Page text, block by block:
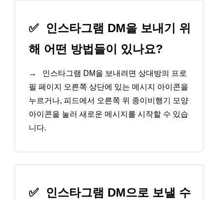
✅
인스타그램 DM을 보내기 위
해 어떤 방법들이 있나요?
→
인스타그램 DM을 보내려면 상대방의 프로
필 페이지 오른쪽 상단에 있는 메시지 아이콘을
누르거나, 피드에서 오른쪽 위 종이비행기 모양
아이콘을 눌러 새로운 메시지를 시작할 수 있습
니다.
✅
인스타그램 DM으로 보낼 수